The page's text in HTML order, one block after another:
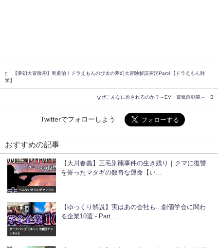
【夢幻大冒険④】竜退治！ドラえもんのび太の夢幻大冒険解説実況Part4【ドラえもん雑
学】
なぜこんなに推されるのか？～EV・電気自動車～
Twitterでフォローしよう
おすすめの記事
へんないきものチャンネル
【大川春義】三毛別羆事件の生き残り｜クマに復讐
を誓ったマタギの数奇な運命【い…
ダークパンダ【ゆっくり解説チャ
ンネル】
【ゆっくり解説】実はあの会社も...創価学会に関わ
る企業10選 - Part…